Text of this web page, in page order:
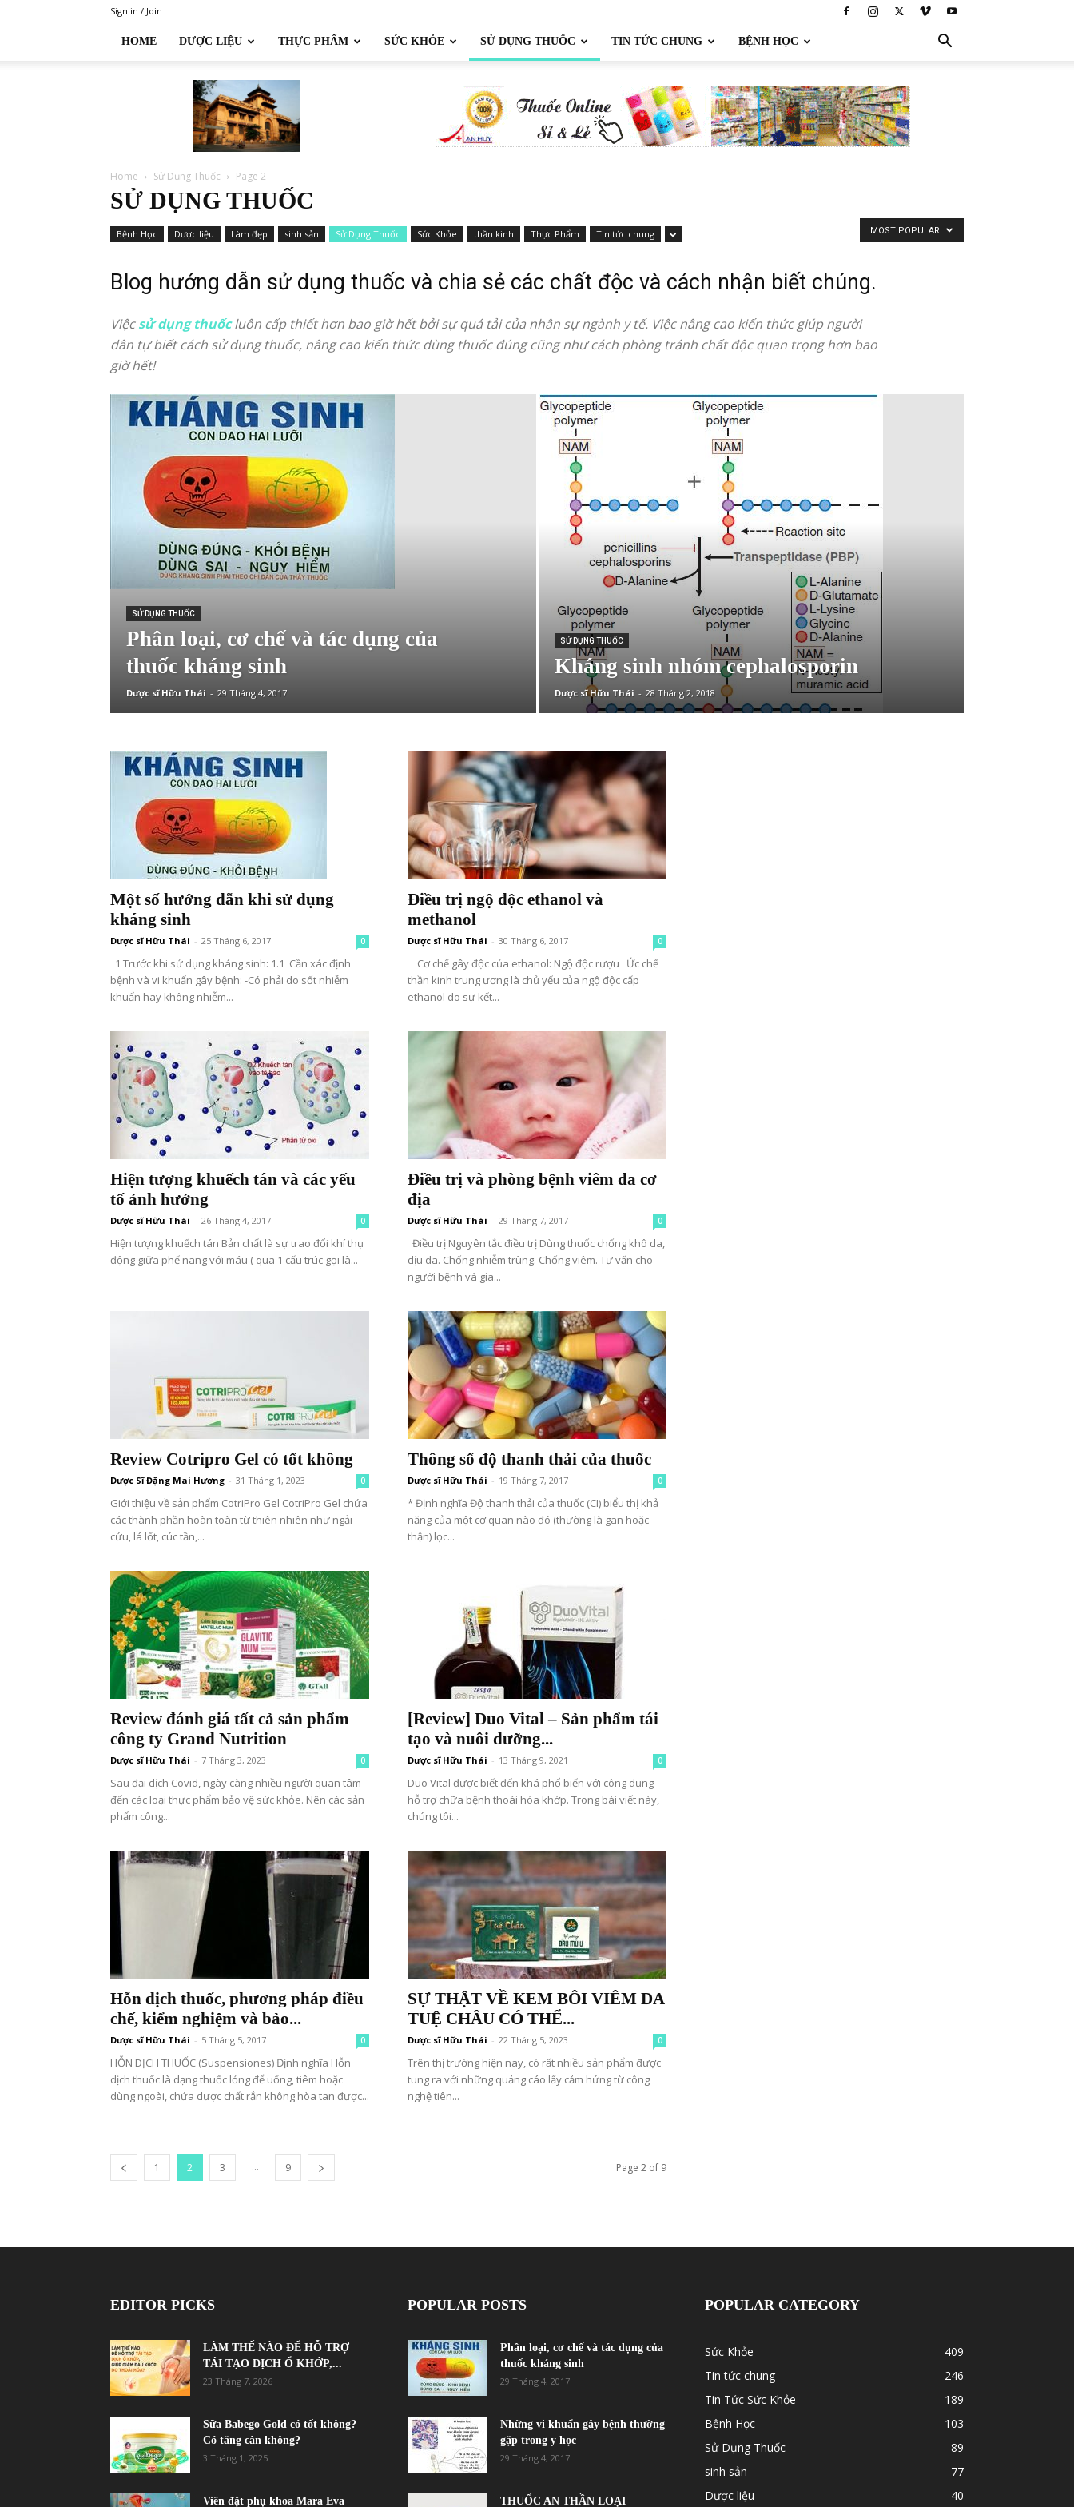
Sign in / Join
HOME DƯỢC LIỆU THỰC PHẨM SỨC KHỎE SỬ DỤNG THUỐC TIN TỨC CHUNG BỆNH HỌC
Home Sử Dụng Thuốc Page 2
SỬ DỤNG THUỐC
Bệnh Học Dược liệu Làm đẹp sinh sản Sử Dụng Thuốc Sức Khỏe thần kinh Thực Phẩm Tin tức chung
Blog hướng dẫn sử dụng thuốc và chia sẻ các chất độc và cách nhận biết chúng.
Việcsử dụng thuốcluôn cấp thiết hơn bao giờ hết bởi sự quá tải của nhân sự ngành y tế. Việc nâng cao kiến thức giúp người
dân tự biết cách sử dụng thuốc, nâng cao kiến thức dùng thuốc đúng cũng như cách phòng tránh chất độc quan trọng hơn bao
giờ hết!
MOST POPULAR
SỬ DỤNG THUỐC
Phân loại, cơ chế và tác dụng của
thuốc kháng sinh
Dược sĩ Hữu Thái - 29 Tháng 4, 2017
SỬ DỤNG THUỐC
Kháng sinh nhóm cephalosporin
Dược sĩ Hữu Thái - 28 Tháng 2, 2018
Một số hướng dẫn khi sử dụng
kháng sinh
Dược sĩ Hữu Thái - 25 Tháng 6, 2017 0
1 Trước khi sử dụng kháng sinh: 1.1 Cần xác định
bệnh và vi khuẩn gây bệnh: -Có phải do sốt nhiễm
khuẩn hay không nhiễm...
Điều trị ngộ độc ethanol và
methanol
Dược sĩ Hữu Thái - 30 Tháng 6, 2017 0
Cơ chế gây độc của ethanol: Ngộ độc rượu Ức chế
thần kinh trung ương là chủ yếu của ngộ độc cấp
ethanol do sự kết...
Hiện tượng khuếch tán và các yếu
tố ảnh hưởng
Dược sĩ Hữu Thái - 26 Tháng 4, 2017 0
Hiện tượng khuếch tán Bản chất là sự trao đổi khí thụ
động giữa phế nang với máu ( qua 1 cấu trúc gọi là...
Điều trị và phòng bệnh viêm da cơ
địa
Dược sĩ Hữu Thái - 29 Tháng 7, 2017 0
Điều trị Nguyên tắc điều trị Dùng thuốc chống khô da,
dịu da. Chống nhiễm trùng. Chống viêm. Tư vấn cho
người bệnh và gia...
Review Cotripro Gel có tốt không
Dược Sĩ Đặng Mai Hương - 31 Tháng 1, 2023 0
Giới thiệu về sản phẩm CotriPro Gel CotriPro Gel chứa
các thành phần hoàn toàn từ thiên nhiên như ngải
cứu, lá lốt, cúc tần,...
Thông số độ thanh thải của thuốc
Dược sĩ Hữu Thái - 19 Tháng 7, 2017 0
* Định nghĩa Độ thanh thải của thuốc (CI) biểu thị khả
năng của một cơ quan nào đó (thường là gan hoặc
thận) lọc...
Review đánh giá tất cả sản phẩm
công ty Grand Nutrition
Dược sĩ Hữu Thái - 7 Tháng 3, 2023 0
Sau đại dịch Covid, ngày càng nhiều người quan tâm
đến các loại thực phẩm bảo vệ sức khỏe. Nên các sản
phẩm công...
[Review] Duo Vital – Sản phẩm tái
tạo và nuôi dưỡng...
Dược sĩ Hữu Thái - 13 Tháng 9, 2021 0
Duo Vital được biết đến khá phổ biến với công dụng
hỗ trợ chữa bệnh thoái hóa khớp. Trong bài viết này,
chúng tôi...
Hỗn dịch thuốc, phương pháp điều
chế, kiểm nghiệm và bảo...
Dược sĩ Hữu Thái - 5 Tháng 5, 2017 0
HỖN DỊCH THUỐC (Suspensiones) Định nghĩa Hỗn
dịch thuốc là dạng thuốc lỏng để uống, tiêm hoặc
dùng ngoài, chứa dược chất rắn không hòa tan được...
SỰ THẬT VỀ KEM BÔI VIÊM DA
TUỆ CHÂU CÓ THỂ...
Dược sĩ Hữu Thái - 22 Tháng 5, 2023 0
Trên thị trường hiện nay, có rất nhiều sản phẩm được
tung ra với những quảng cáo lấy cảm hứng từ công
nghệ tiên...
1 2 3 ... 9 Page 2 of 9
EDITOR PICKS
LÀM THẾ NÀO ĐỂ HỖ TRỢ
TÁI TẠO DỊCH Ổ KHỚP,...
23 Tháng 7, 2026
Sữa Babego Gold có tốt không?
Có tăng cân không?
3 Tháng 1, 2025
Viên đặt phụ khoa Mara Eva
POPULAR POSTS
Phân loại, cơ chế và tác dụng của
thuốc kháng sinh
29 Tháng 4, 2017
Những vi khuẩn gây bệnh thường
gặp trong y học
29 Tháng 4, 2017
THUỐC AN THẦN LOẠI
POPULAR CATEGORY
Sức Khỏe
409
Tin tức chung
246
Tin Tức Sức Khỏe
189
Bệnh Học
103
Sử Dụng Thuốc
89
sinh sản
77
Dược liệu
40